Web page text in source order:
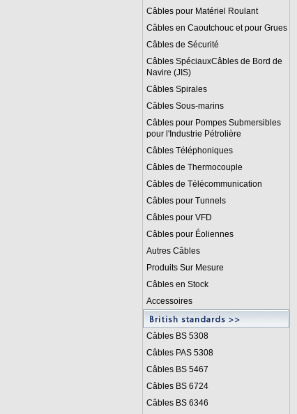
Câbles pour Matériel Roulant
Câbles en Caoutchouc et pour Grues
Câbles de Sécurité
Câbles SpéciauxCâbles de Bord de
Navire (JIS)
Câbles Spirales
Câbles Sous-marins
Câbles pour Pompes Submersibles
pour l'Industrie Pétrolière
Câbles Téléphoniques
Câbles de Thermocouple
Câbles de Télécommunication
Câbles pour Tunnels
Câbles pour VFD
Câbles pour Éoliennes
Autres Câbles
Produits Sur Mesure
Câbles en Stock
Accessoires
Câbles BS 5308
Câbles PAS 5308
Câbles BS 5467
Câbles BS 6724
Câbles BS 6346